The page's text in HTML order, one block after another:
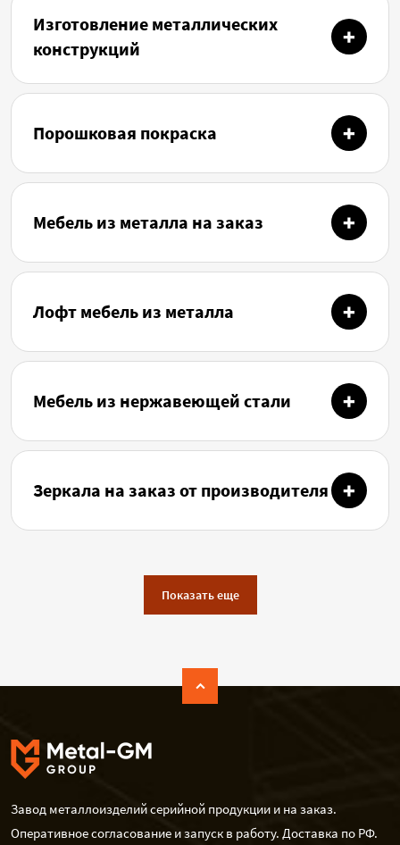
Изготовление металлических
конструкций
Порошковая покраска
Мебель из металла на заказ
Лофт мебель из металла
Мебель из нержавеющей стали
Зеркала на заказ от производителя
Показать еще
Завод металлоизделий серийной продукции и на заказ.
Оперативное согласование и запуск в работу. Доставка по РФ.